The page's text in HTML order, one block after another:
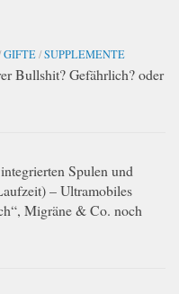
GIFTE/SUPPLEMENTE
Bullshit? Gefährlich? oder
Spulen und
– Ultramobiles
Migräne & Co. noch